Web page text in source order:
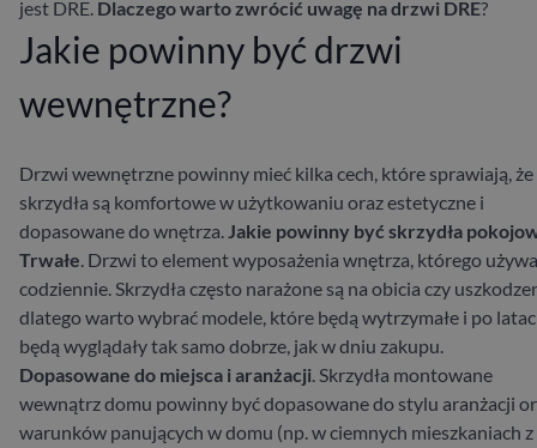
jest DRE. Dlaczego warto zwrócić uwagę na drzwi DRE?
Jakie powinny być drzwi
wewnętrzne?
Drzwi wewnętrzne powinny mieć kilka cech, które sprawiają, że
skrzydła są komfortowe w użytkowaniu oraz estetyczne i
dopasowane do wnętrza.Jakie powinny być skrzydła
Trwałe. Drzwi to element wyposażenia wnętrza, którego
codziennie. Skrzydła często narażone są na obicia czy
dlatego warto wybrać modele, które będą wytrzymałe i po
będą wyglądały tak samo dobrze, jak w dniu zakupu.
Dopasowane do miejsca i aranżacji. Skrzydła montowane
wewnątrz domu powinny być dopasowane do stylu aranżacji
warunków panujących w domu (np. w ciemnych mieszkaniach z